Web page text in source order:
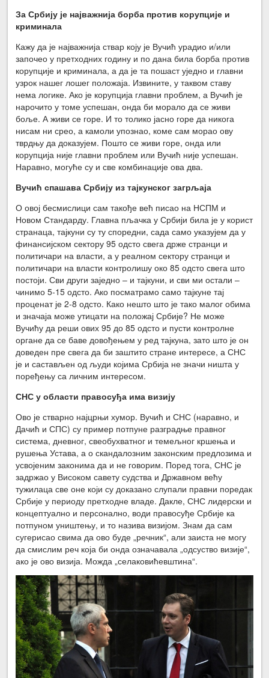
За Србију је најважнија борба против корупције и
криминала
Кажу да је најважнија ствар коју је Вучић урадио и/или
започео у претходних годину и по дана била борба против
корупције и криминала, а да је та пошаст уједно и главни
узрок нашег лошег положаја. Извините, у таквом ставу
нема логике. Ако је корупција главни проблем, а Вучић је
нарочито у томе успешан, онда би морало да се живи
боље. А живи се горе. И то толико јасно горе да никога
нисам ни срео, а камоли упознао, коме сам морао ову
тврдњу да доказујем. Пошто се живи горе, онда или
корупција није главни проблем или Вучић није успешан.
Наравно, могуће су и све комбинације ова два.
Вучић спашава Србију из тајкунског загрљаја
О овој бесмислици сам такође већ писао на НСПМ и
Новом Стандарду. Главна пљачка у Србији била је у корист
странаца, тајкуни су ту споредни, сада само указујем да у
финансијском сектору 95 одсто свега држе странци и
политичари на власти, а у реалном сектору странци и
политичари на власти контролишу око 85 одсто свега што
постоји. Сви други заједно – и тајкуни, и сви ми остали –
чинимо 5-15 одсто. Ако посматрамо само тајкуне тај
проценат је 2-8 одсто. Како нешто што је тако малог обима
и значаја може утицати на положај Србије? Не може
Вучићу да реши ових 95 до 85 одсто и пусти контролне
органе да се баве довођењем у ред тајкуна, зато што је он
доведен пре свега да би заштито стране интересе, а СНС
је и састављен од људи којима Србија не значи ништа у
поређењу са личним интересом.
СНС у области правосуђа има визију
Ово је стварно најцрњи хумор. Вучић и СНС (наравно, и
Дачић и СПС) су пример потпуне разградње правног
система, дневног, свеобухватног и темељног кршења и
рушења Устава, а о скандалозним законским предлозима и
усвојеним законима да и не говорим. Поред тога, СНС је
задржао у Високом савету судства и Државном већу
тужилаца све оне који су доказано слупали правни поредак
Србије у периоду претходне владе. Дакле, СНС лидерски и
концептуално и персонално, води правосуђе Србије ка
потпуном уништењу, и то назива визијом. Знам да сам
сугерисао свима да ово буде „речник“, али заиста не могу
да смислим реч која би онда означавала „одсуство визије“,
ако је ово визија. Можда „селаковићевштина“.